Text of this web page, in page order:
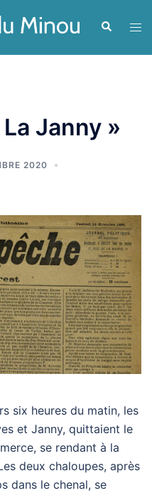
Janny »
2020
six heures du matin, les
et Janny, quittaient le
se rendant à la
deux chaloupes, après
dans le chenal, se